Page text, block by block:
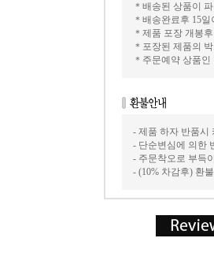
＊배송된 상품이
＊배송완료후 15
＊제품 포장 개봉
＊포장된 제품의
＊주문예약 상품인
- 제품 하자 반품시
- 단순변심에 의한
- 주문착오로 부득
- (10% 차감후) 환